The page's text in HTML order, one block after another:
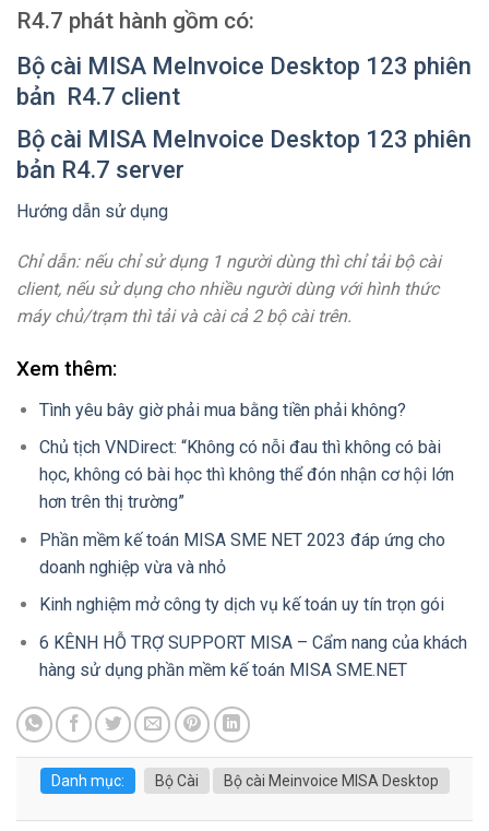
R4.7 phát hành gồm có:
Bộ cài MISA MeInvoice Desktop 123 phiên
bản R4.7 client
Bộ cài MISA MeInvoice Desktop 123 phiên
bản R4.7 server
Hướng dẫn sử dụng
Chỉ dẫn: nếu chỉ sử dụng 1 người dùng thì chỉ tải bộ cài
client, nếu sử dụng cho nhiều người dùng với hình thức
máy chủ/trạm thì tải và cài cả 2 bộ cài trên.
Xem thêm:
Tình yêu bây giờ phải mua bằng tiền phải không?
Chủ tịch VNDirect: “Không có nỗi đau thì không có bài
học, không có bài học thì không thể đón nhận cơ hội lớn
hơn trên thị trường”
Phần mềm kế toán MISA SME NET 2023 đáp ứng cho
doanh nghiệp vừa và nhỏ
Kinh nghiệm mở công ty dịch vụ kế toán uy tín trọn gói
6 KÊNH HỖ TRỢ SUPPORT MISA – Cẩm nang của khách
hàng sử dụng phần mềm kế toán MISA SME.NET
Danh mục: Bộ Cài Bộ cài Meinvoice MISA Desktop